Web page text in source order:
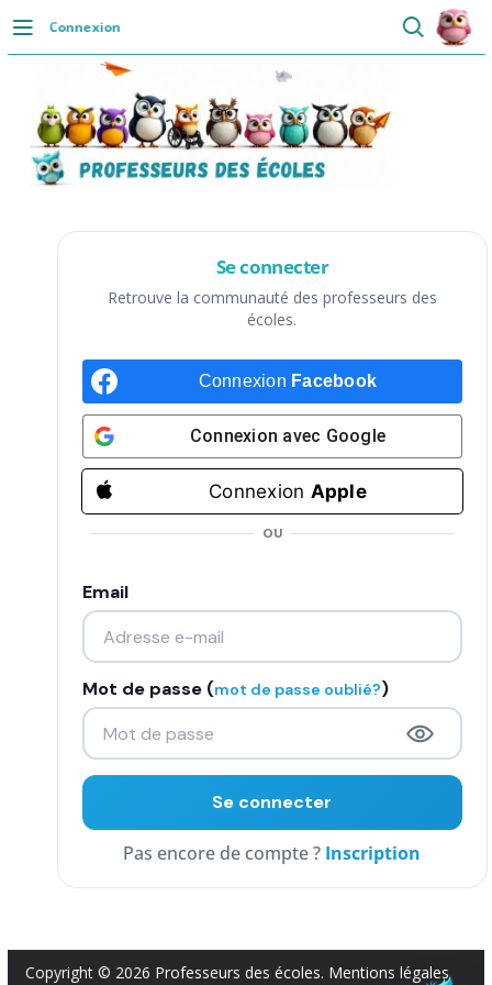
DÉCOUVRIR
Accueil
Se connecter
VIE PROFESSIONNELLE
Ressources
Lectures de livres
Mouvement
COMMUNAUTÉ
Forum
Réseaux sociaux
Petites annonces
Connexion
Passer
Se connecter
Retrouve la communauté des professeurs des
écoles.
Connexion Facebook
Connexion avec Google
Connexion Apple
OU
Email
Mot de passe (mot de passe oublié?)
Inscription
Copyright © 2026 Professeurs des écoles. Mentions légales